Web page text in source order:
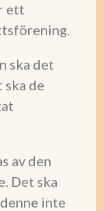
ett
ska det
de
av den
Det ska
inte